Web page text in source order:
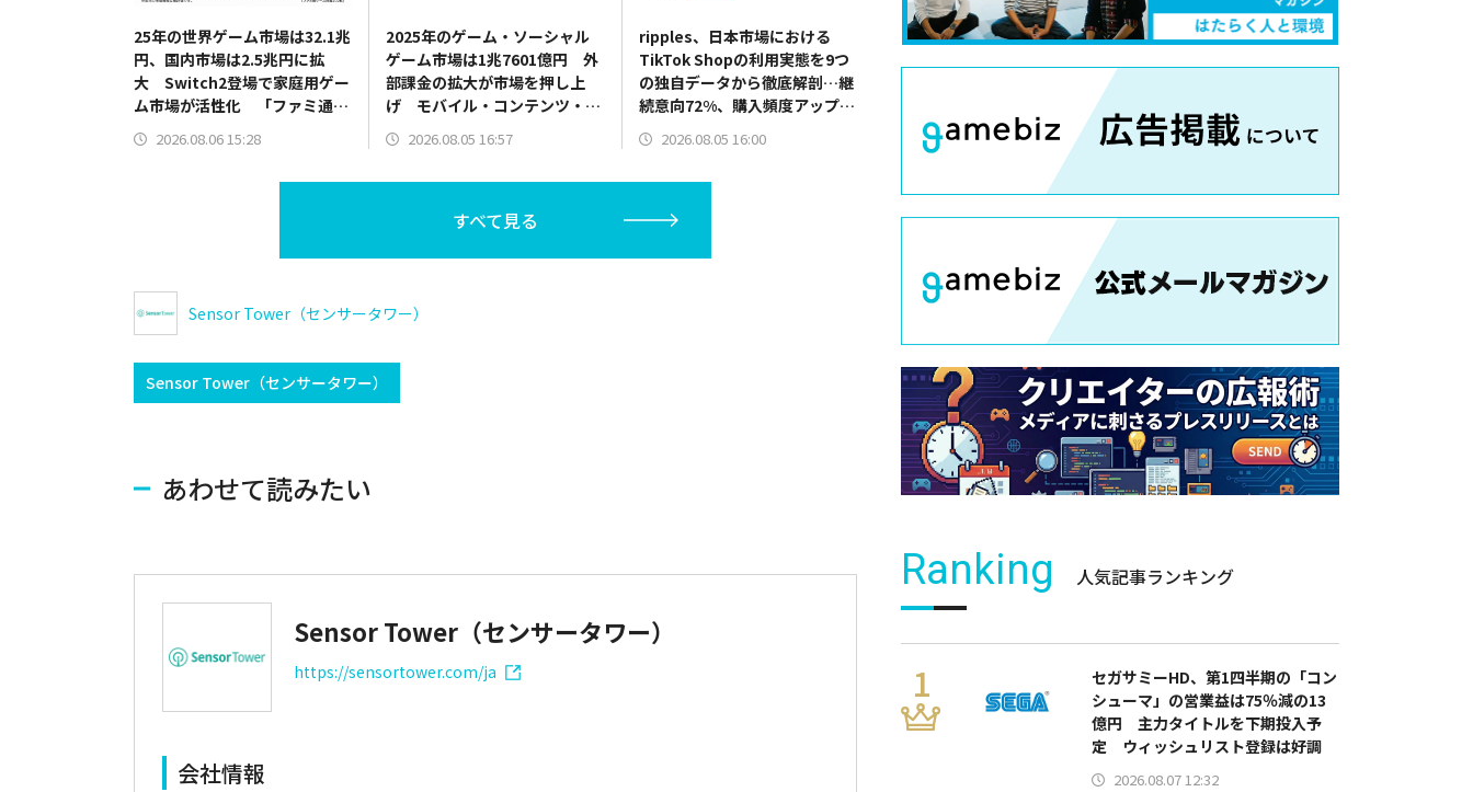
25年の世界ゲーム市場は32.1兆
円、国内市場は2.5兆円に拡
大 Switch2登場で家庭用ゲー
ム市場が活性化 「ファミ通ゲ
ーム白書2026」発刊
2026.08.06 15:28
2025年のゲーム・ソーシャル
ゲーム市場は1兆7601億円 外
部課金の拡大が市場を押し上
げ モバイル・コンテンツ・フ
ォーラム調査
2026.08.05 16:57
ripples、日本市場における
TikTok Shopの利用実態を9つ
の独自データから徹底解剖…継
続意向72%、購入頻度アップ
65%、勝ちカテゴリはアパレ
ル・コスメ・日用品
2026.08.05 16:00
すべて見る
Sensor Tower（センサータワー）
Sensor Tower（センサータワー）
あわせて読みたい
Sensor Tower（センサータワー）
https://sensortower.com/ja
会社情報
Ranking 人気記事ランキング
セガサミーHD、第1四半期の「コン
シューマ」の営業益は75％減の13
億円 主力タイトルを下期投入予
定 ウィッシュリスト登録は好調
2026.08.07 12:32